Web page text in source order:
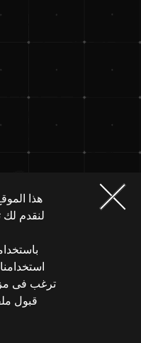
هذا
لنقدم
ترغب فى
قبول